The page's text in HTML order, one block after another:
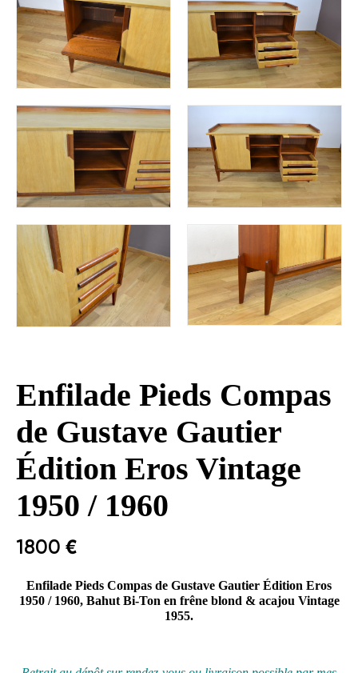
Enfilade Pieds Compas
de Gustave Gautier
Édition Eros Vintage
1950 / 1960
1800 €
Enfilade Pieds Compas de Gustave Gautier Édition Eros
1950 / 1960, Bahut Bi-Ton en frêne blond & acajou Vintage
1955.